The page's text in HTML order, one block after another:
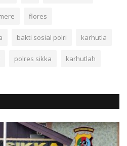
flores
bakti sosial polri karhutla
polres sikka karhutlah